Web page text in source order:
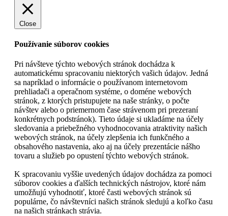
Close
Používanie súborov cookies
Pri návšteve týchto webových stránok dochádza k
automatickému spracovaniu niektorých vašich údajov. Jedná
sa napríklad o informácie o používanom internetovom
prehliadači a operačnom systéme, o doméne webových
stránok, z ktorých pristupujete na naše stránky, o počte
návštev alebo o priemernom čase strávenom pri prezeraní
konkrétnych podstránok). Tieto údaje si ukladáme na účely
sledovania a priebežného vyhodnocovania atraktivity našich
webových stránok, na účely zlepšenia ich funkčného a
obsahového nastavenia, ako aj na účely prezentácie nášho
tovaru a služieb po opustení týchto webových stránok.
K spracovaniu vyššie uvedených údajov dochádza za pomoci
súborov cookies a ďalších technických nástrojov, ktoré nám
umožňujú vyhodnotiť, ktoré časti webových stránok sú
populárne, čo návštevníci našich stránok sledujú a koľko času
na našich stránkach strávia.